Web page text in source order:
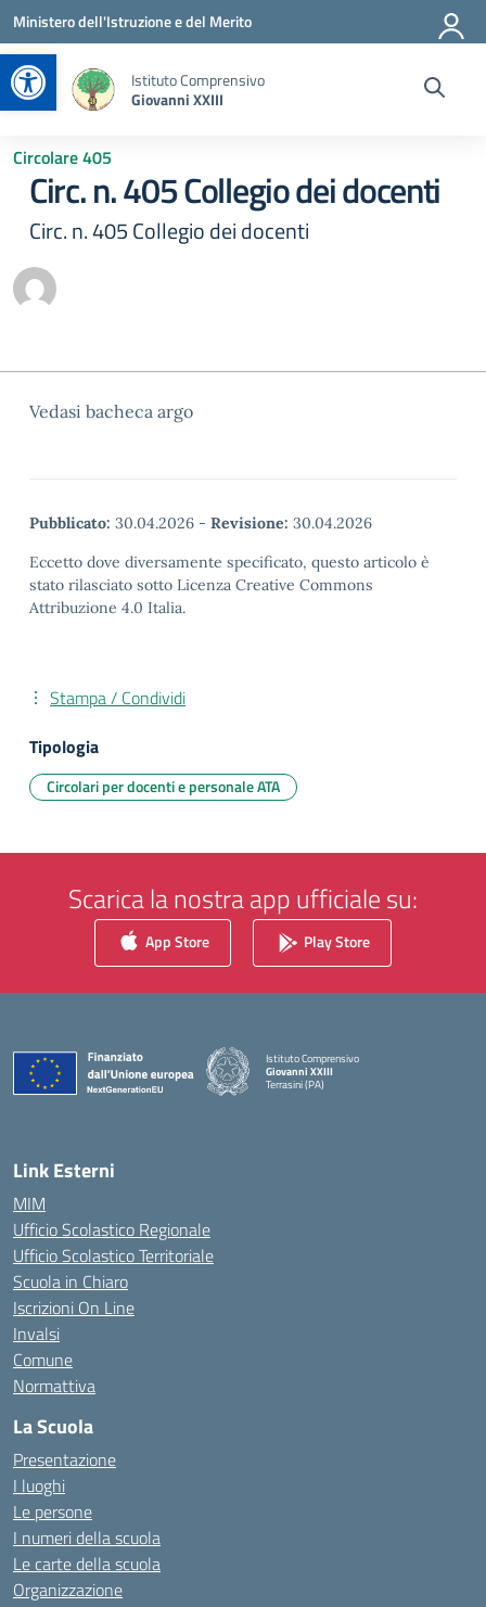
Apri la barra degli strumenti
Vai ai contenuti
Vai al menu di navigazione
Vai al footer
Ministero dell'Istruzione e del Merito
Istituto Comprensivo
Giovanni XXIII
Circolare 405
Circ. n. 405 Collegio dei docenti
Circ. n. 405 Collegio dei docenti
Vedasi bacheca argo
Pubblicato: 30.04.2026 - Revisione: 30.04.2026
Eccetto dove diversamente specificato, questo articolo è
stato rilasciato sotto Licenza Creative Commons
Attribuzione 4.0 Italia.
Stampa / Condividi
Tipologia
Circolari per docenti e personale ATA
Scarica la nostra app ufficiale su:
App Store Play Store
Istituto Comprensivo
Giovanni XXIII
Terrasini (PA)
Link Esterni
MIM
Ufficio Scolastico Regionale
Ufficio Scolastico Territoriale
Scuola in Chiaro
Iscrizioni On Line
Invalsi
Comune
Normattiva
La Scuola
Presentazione
I luoghi
Le persone
I numeri della scuola
Le carte della scuola
Organizzazione